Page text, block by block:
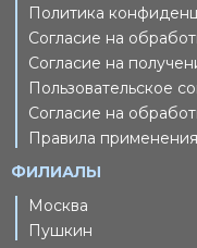
Политика
Согласие на
Согласие на
Пользовательское
Согласие на
Правила
ФИЛИАЛЫ
Москва
Пушкин